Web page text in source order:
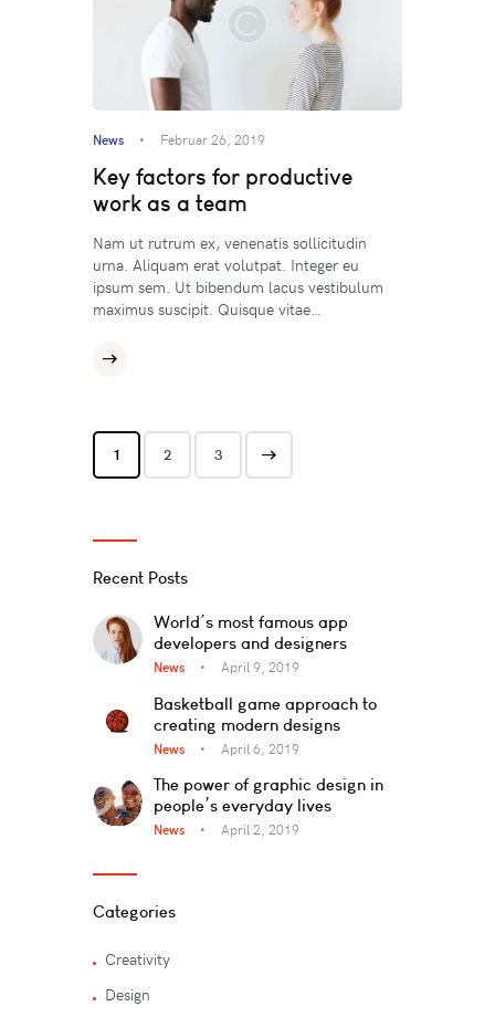
News Februar 26, 2019
Key factors for productive
work as a team
Nam ut rutrum ex, venenatis sollicitudin
urna. Aliquam erat volutpat. Integer eu
ipsum sem. Ut bibendum lacus vestibulum
maximus suscipit. Quisque vitae…
1 2 3
Recent Posts
World’s most famous app
developers and designers
News April 9, 2019
Basketball game approach to
creating modern designs
News April 6, 2019
The power of graphic design in
people’s everyday lives
News April 2, 2019
Categories
Creativity
Design